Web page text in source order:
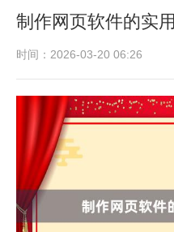
制作网页软件的实
时间：2026-03-20 06:26